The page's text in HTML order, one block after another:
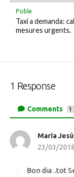
Poble
Taxi a demanda:
mesures urgents.
1 Response
Comments 1
Maria
23/03/
Bon dia ..tot